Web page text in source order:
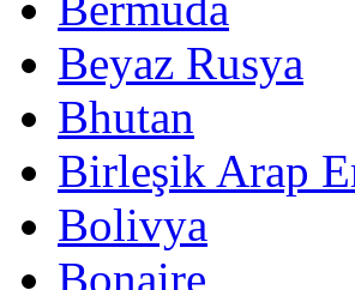
Beyaz Rusya
Bhutan
Birleşik Arap
Bolivya
Bonaire